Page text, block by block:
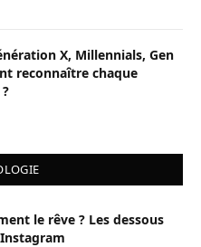
X, Millennials, Gen
reconnaître chaque
le rêve ? Les dessous